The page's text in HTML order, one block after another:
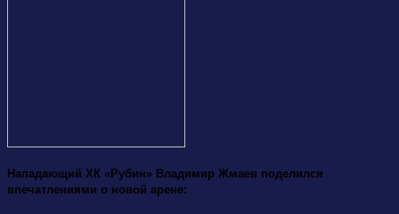
Нападающий ХК «Рубин» Владимир Жмаев поделился
впечатлениями о новой арене: